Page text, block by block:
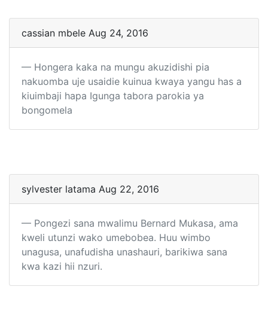
cassian mbele Aug 24, 2016
Hongera kaka na mungu akuzidishi pia
nakuomba uje usaidie kuinua kwaya yangu has a
kiuimbaji hapa Igunga tabora parokia ya
bongomela
sylvester latama Aug 22, 2016
Pongezi sana mwalimu Bernard Mukasa, ama
kweli utunzi wako umebobea. Huu wimbo
unagusa, unafudisha unashauri, barikiwa sana
kwa kazi hii nzuri.